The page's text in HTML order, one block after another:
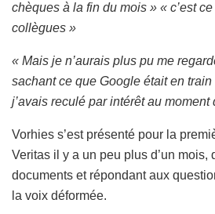
chèques à la fin du mois » « c’est
collègues »
« Mais je n’aurais plus pu me
sachant ce que Google était en
j’avais reculé par intérêt au moment
Vorhies s’est présenté pour la
Veritas il y a un peu plus d’un mois,
documents et répondant aux
la voix déformée.